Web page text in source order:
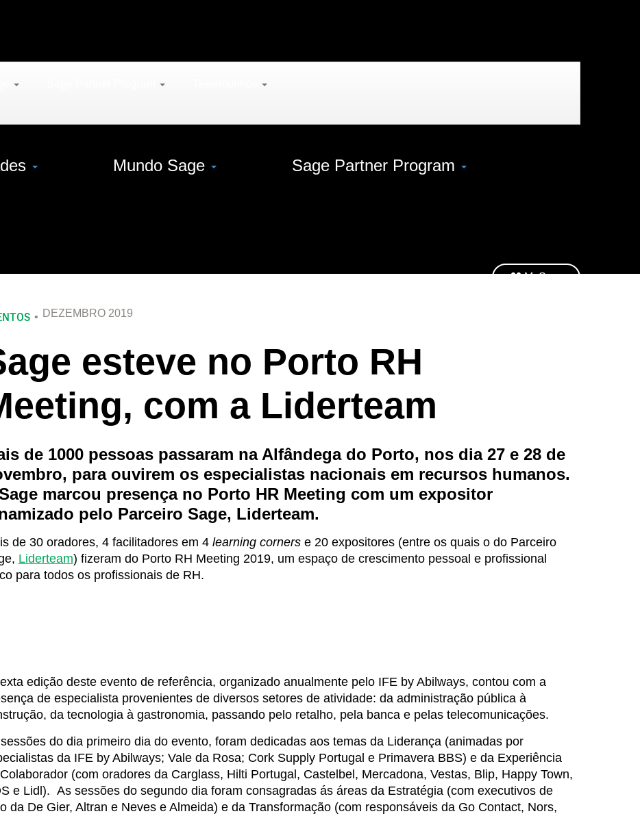
Mundo Sage
Sage Partner Program
MySage
DEZEMBRO 2019
esteve no Porto RH
com a Liderteam
de 1000 pessoas passaram na Alfândega do Porto, nos dia 27 e 28 de
para ouvirem os especialistas nacionais em recursos humanos.
marcou presença no Porto HR Meeting com um expositor
pelo Parceiro Sage, Liderteam.
de 30 oradores, 4 facilitadores em 4 learning cornerse 20 expositores (entre os quais o do Parceiro
Liderteam) fizeram do Porto RH Meeting 2019, um espaço de crescimento pessoal e profissional
para todos os profissionais de RH.
edição deste evento de referência, organizado anualmente pelo IFE by Abilways, contou com a
de especialista provenientes de diversos setores de atividade: da administração pública à
da tecnologia à gastronomia, passando pelo retalho, pela banca e pelas telecomunicações.
do dia primeiro dia do evento, foram dedicadas aos temas da Liderança (animadas por
da IFE by Abilways; Vale da Rosa; Cork Supply Portugal e Primavera BBS) e da Experiência
(com oradores da Carglass, Hilti Portugal, Castelbel, Mercadona, Vestas, Blip, Happy Town,
e Lidl). As sessões do segundo dia foram consagradas ás áreas da Estratégia (com executivos de
da De Gier, Altran e Neves e Almeida) e da Transformação (com responsáveis da Go Contact, Nors,